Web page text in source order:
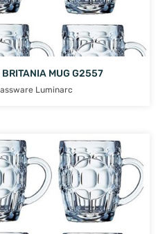
MUG G2557
Luminarc